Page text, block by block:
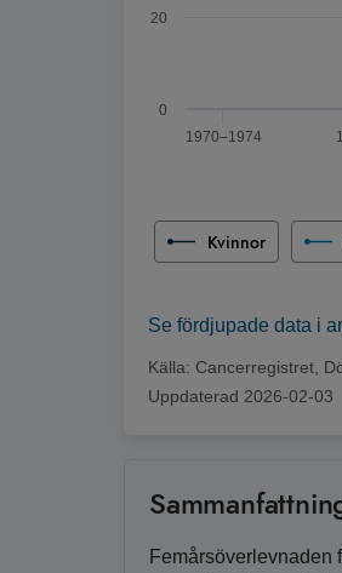
0
20
1970–1974
Kvinnor
Se fördjupade data i
Källa: Cancerregistret,
Uppdaterad 2026-02-03
Femårsöverlevnaden